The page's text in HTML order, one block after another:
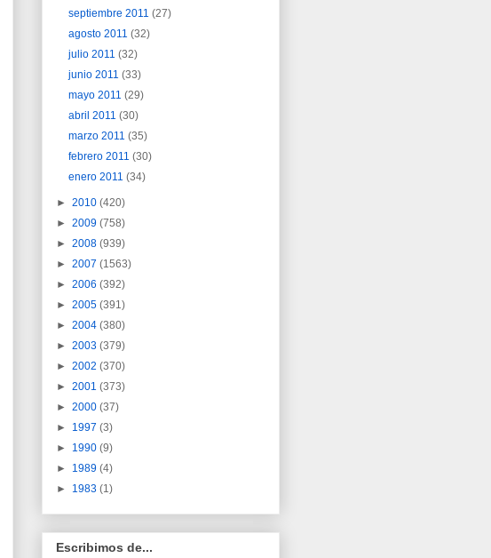
septiembre 2011(27)
agosto 2011(32)
julio 2011(32)
junio 2011(33)
mayo 2011(29)
abril 2011(30)
marzo 2011(35)
febrero 2011(30)
enero 2011(34)
► 2010 (420)
► 2009 (758)
► 2008 (939)
► 2007 (1563)
► 2006 (392)
► 2005 (391)
► 2004 (380)
► 2003 (379)
► 2002 (370)
► 2001 (373)
► 2000 (37)
► 1997 (3)
► 1990 (9)
► 1989 (4)
► 1983 (1)
Escribimos de...